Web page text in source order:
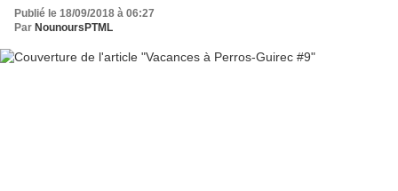
Publié le 18/09/2018 à 06:27
Par NounoursPTML